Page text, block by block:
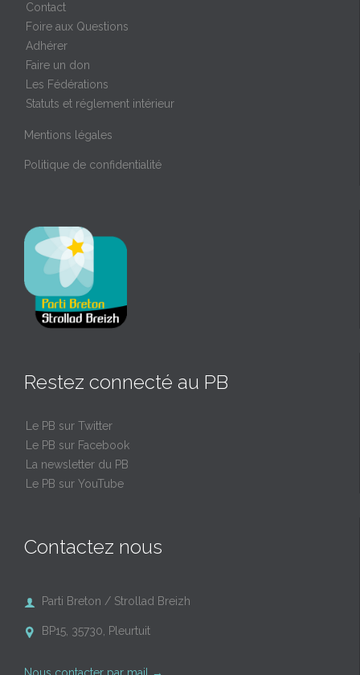
Contact
Foire aux Questions
Adhérer
Faire un don
Les Fédérations
Statuts et réglement intérieur
Mentions légales
Politique de confidentialité
Restez connecté au PB
Le PB sur Twitter
Le PB sur Facebook
La newsletter du PB
Le PB sur YouTube
Contactez nous
 Parti Breton / Strollad Breizh
 BP15, 35730, Pleurtuit